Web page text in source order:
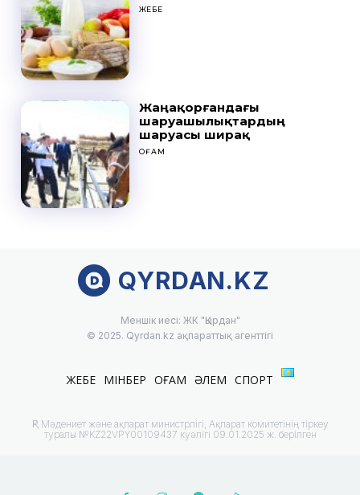
ЖЕБЕ
Жаңақорғандағы
шаруашылықтардың
шаруасы ширақ
ҚОҒАМ
QYRDAN.KZ
Меншік иесі: ЖК "Қырдан"
© 2025. Qyrdan.kz ақпараттық агенттігі
ЖЕБЕ МІНБЕР ҚОҒАМ ӘЛЕМ СПОРТ
ҚР Мәдениет және ақпарат министрлігі, Ақпарат комитетінің тіркеу
туралы №KZ22VPY00109437 куәлігі 09.01.2025 ж. берілген